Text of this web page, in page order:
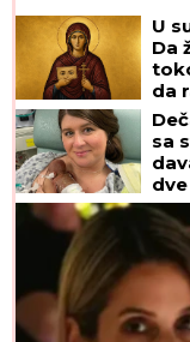
U
Da
da
sa
na